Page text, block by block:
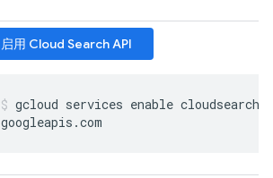
启用 Cloud Search API
gcloud services enable cloudsearch
googleapis .com